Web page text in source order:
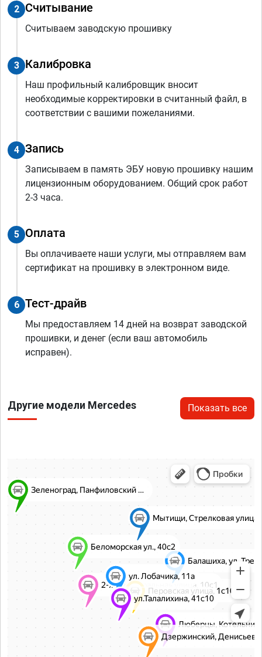
2 Считывание
Считываем заводскую прошивку
3 Калибровка
Наш профильный калибровщик вносит
необходимые корректировки в считанный файл, в
соответствии с вашими пожеланиями.
4 Запись
Записываем в память ЭБУ новую прошивку нашим
лицензионным оборудованием. Общий срок работ
2-3 часа.
5 Оплата
Вы оплачиваете наши услуги, мы отправляем вам
сертификат на прошивку в электронном виде.
6 Тест-драйв
Мы предоставляем 14 дней на возврат заводской
прошивки, и денег (если ваш автомобиль
исправен).
Другие модели Mercedes Показать все